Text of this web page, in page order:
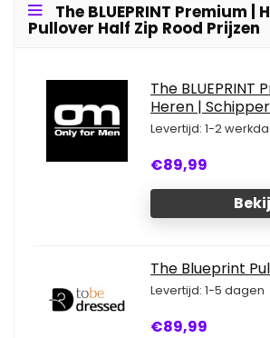
The BLUEPRINT Premium |
Pullover Half Zip Rood Prijzen
The BLUEPRINT
Heren |
Levertijd: 1-2
€89,99
The Blueprint
Levertijd: 1-5 dagen
€89,99